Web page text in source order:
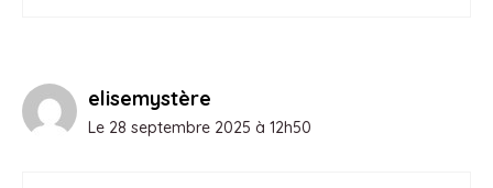
elisemystère
Le 28 septembre 2025 à 12h50